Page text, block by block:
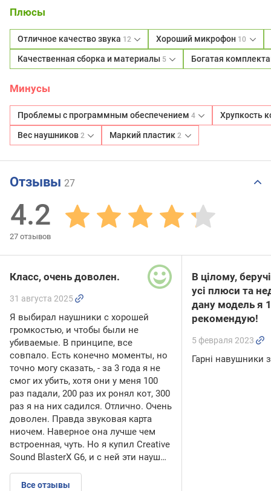
Плюсы
Отличное качество звука 12 Хороший микрофон 10
Качественная сборка и материалы 5 Богатая
Минусы
Проблемы с программным обеспечением 4 Хрупкость
Вес наушников 2 Маркий пластик2
Отзывы 27
4.2
27 отзывов
Класс, очень доволен.
31 августа 2025
Я выбирал наушники с хорошей
громкостью, и чтобы были не
убиваемые. В принципе, все
совпало. Есть конечно моменты, но
точно могу сказать, - за 3 года я не
смог их убить, хотя они у меня 100
раз падали, 200 раз их ронял кот, 300
раз я на них садился. Отлично. Очень
доволен. Правда звуковая карта
ниочем. Наверное она лучше чем
встроенная, чуть. Но я купил Creative
Sound BlasterX G6, и с ней эти науш…
Все отзывы
В цілому,
усі плюси та
дану модель я
рекомендую!
5 февраля 2023
Гарні навушники